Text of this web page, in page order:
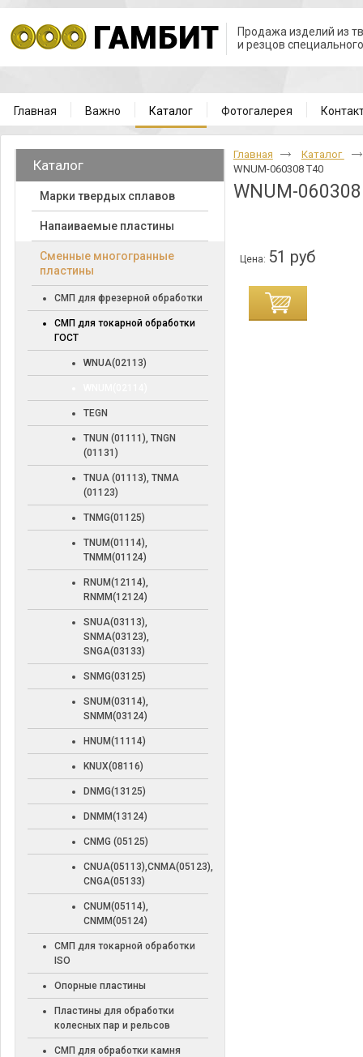
Продажа изделий из
и резцов
Главная Важно Каталог Фотогалерея
Каталог
Марки твердых сплавов
Напаиваемые пластины
Cменные многогранные
пластины
СМП для фрезерной обработки
СМП для токарной обработки
ГОСТ
WNUA(02113)
TEGN
TNUN (01111), TNGN
(01131)
TNUA (01113), TNMA
(01123)
TNMG(01125)
TNUM(01114),
TNMM(01124)
RNUM(12114),
RNMM(12124)
SNUA(03113),
SNMA(03123),
SNGA(03133)
SNMG(03125)
SNUM(03114),
SNMM(03124)
HNUM(11114)
KNUX(08116)
DNMG(13125)
DNMM(13124)
CNMG (05125)
CNUA(05113),CNMA(05123),
CNGA(05133)
CNUM(05114),
CNMM(05124)
СМП для токарной обработки
ISO
Опорные пластины
Пластины для обработки
колесных пар и рельсов
СМП для обработки камня
Главная
Каталог
WNUM-060308 T40
WNUM-
Цена: 51 руб